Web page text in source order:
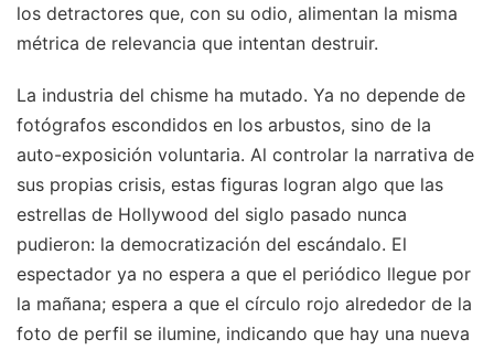
los detractores que, con su odio, alimentan la misma
métrica de relevancia que intentan destruir.
La industria del chisme ha mutado. Ya no depende de
fotógrafos escondidos en los arbustos, sino de la
auto-exposición voluntaria. Al controlar la narrativa de
sus propias crisis, estas figuras logran algo que las
estrellas de Hollywood del siglo pasado nunca
pudieron: la democratización del escándalo. El
espectador ya no espera a que el periódico llegue por
la mañana; espera a que el círculo rojo alrededor de la
foto de perfil se ilumine, indicando que hay una nueva